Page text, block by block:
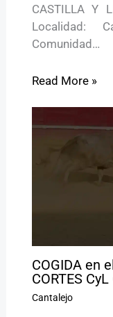
CASTILLA Y
Localidad:
Comunidad…
Read More »
COGIDA en
CORTES
Cantalejo